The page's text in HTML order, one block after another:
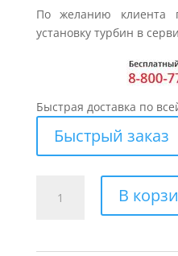
По желанию клиента
установку турбин в
Быстрая доставка по
Быстрый заказ
товара
В